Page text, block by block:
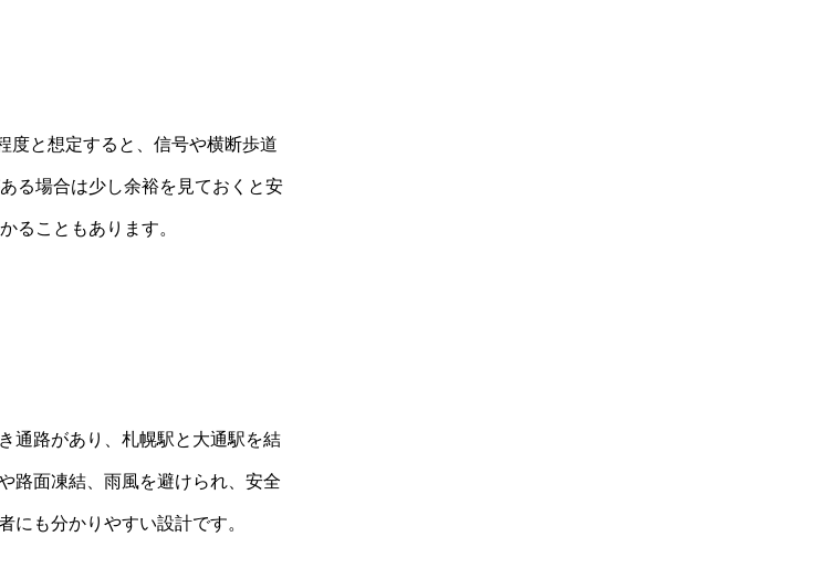
度と想定すると、信号や横断歩道
る場合は少し余裕を見ておくと安
ることもあります。
通路があり、札幌駅と大通駅を結
路面凍結、雨風を避けられ、安全
にも分かりやすい設計です。